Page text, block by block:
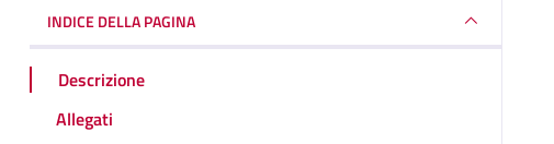
INDICE DELLA PAGINA
Descrizione
Allegati